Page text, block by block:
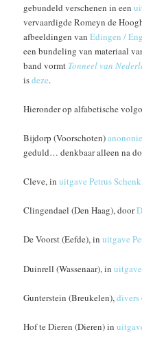
gebundeld verschenen in een
vervaardigde Romeyn de
afbeeldingen vanEdingen /
een bundeling van materiaal
band vormt Tonneel van
isdeze.
Hieronder op alfabetische
Bijdorp (Voorschoten)
geduld… denkbaar alleen na
Cleve, inuitgave Petrus Schenk
Clingendael (Den Haag), door
De Voorst (Eefde), inuitgave
Duinrell (Wassenaar), in
Gunterstein (Breukelen),divers
Hof te Dieren (Dieren) in